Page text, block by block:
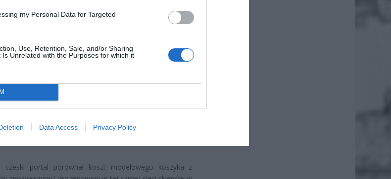
my Personal Data for Targeted
Use, Retention, Sale, and/or Sharing
Unrelated with the Purposes for which it
Data Access Privacy Policy
ad
czeski portal porównał koszt modelowego koszyka z